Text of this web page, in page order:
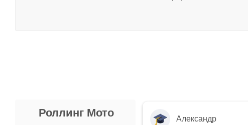
Роллинг Мото
Александр